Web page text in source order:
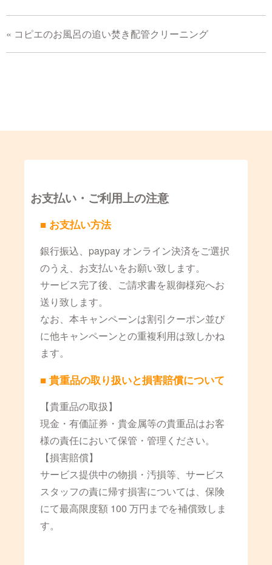
« コピエのお風呂の追い焚き配管クリーニング
お支払い・ご利用上の注意
■ お支払い方法
銀行振込、paypay オンライン決済をご選択
のうえ、お支払いをお願い致します。
サービス完了後、ご請求書を親御様宛へお
送り致します。
なお、本キャンペーンは割引クーポン並び
に他キャンペーンとの重複利用は致しかね
ます。
■ 貴重品の取り扱いと損害賠償について
【貴重品の取扱】
現金・有価証券・貴金属等の貴重品はお客
様の責任において保管・管理ください。
【損害賠償】
サービス提供中の物損・汚損等、サービス
スタッフの責に帰す損害については、保険
にて最高限度額 100 万円までを補償致しま
す。